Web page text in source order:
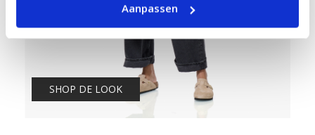
Aanpassen
SHOP DE LOOK